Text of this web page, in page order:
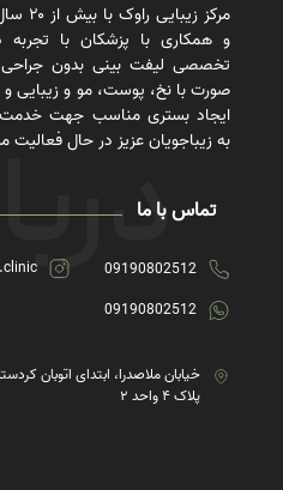
مرکز
و همکاری با پزشکان با تجربه
تخصصی لیفت بینی بدون
صورت با نخ، پوست، مو و زیبایی
ایجاد بستری مناسب جهت
به زیباجویان عزیز در حال فعالیت
تماس با ما
09190802512
09190802512
خیابان ملاصدرا، ابتدای اتوبان
پلاک ۴ واحد ۲